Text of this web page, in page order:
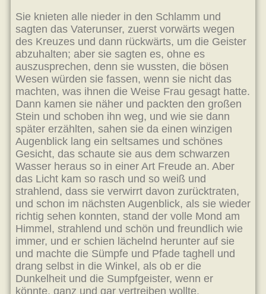
Sie knieten alle nieder in den Schlamm und
sagten das Vaterunser, zuerst vorwärts wegen
des Kreuzes und dann rückwärts, um die Geister
abzuhalten; aber sie sagten es, ohne es
auszusprechen, denn sie wussten, die bösen
Wesen würden sie fassen, wenn sie nicht das
machten, was ihnen die Weise Frau gesagt hatte.
Dann kamen sie näher und packten den großen
Stein und schoben ihn weg, und wie sie dann
später erzählten, sahen sie da einen winzigen
Augenblick lang ein seltsames und schönes
Gesicht, das schaute sie aus dem schwarzen
Wasser heraus so in einer Art Freude an. Aber
das Licht kam so rasch und so weiß und
strahlend, dass sie verwirrt davon zurücktraten,
und schon im nächsten Augenblick, als sie wieder
richtig sehen konnten, stand der volle Mond am
Himmel, strahlend und schön und freundlich wie
immer, und er schien lächelnd herunter auf sie
und machte die Sümpfe und Pfade taghell und
drang selbst in die Winkel, als ob er die
Dunkelheit und die Sumpfgeister, wenn er
könnte, ganz und gar vertreiben wollte.